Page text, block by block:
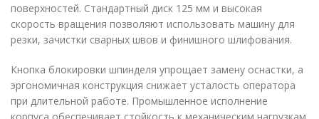
поверхностей. Стандартный диск 125 мм и высокая
скорость вращения позволяют использовать машину для
резки, зачистки сварных швов и финишного шлифования.
Кнопка блокировки шпинделя упрощает замену оснастки, а
эргономичная конструкция снижает усталость оператора
при длительной работе. Промышленное исполнение